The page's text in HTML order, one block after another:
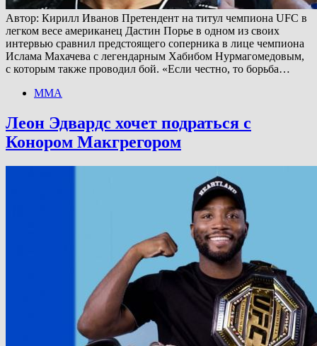
Автор: Кирилл Иванов Претендент на титул чемпиона UFC в
легком весе американец Дастин Порье в одном из своих
интервью сравнил предстоящего соперника в лице чемпиона
Ислама Махачева с легендарным Хабибом Нурмагомедовым,
с которым также проводил бой. «Если честно, то борьба…
ММА
Леон Эдвардс хочет подраться с
Конором Макгрегором